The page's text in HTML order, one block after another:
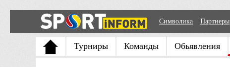
Символика Партнеры
Турниры Команды Обьявления